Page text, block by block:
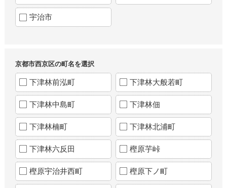
宇治市
京都市西京区の町名を選択
下津林前泓町 下津林大般若町
下津林中島町 下津林佃
下津林楠町 下津林北浦町
下津林六反田 樫原芋峠
樫原宇治井西町 樫原下ノ町